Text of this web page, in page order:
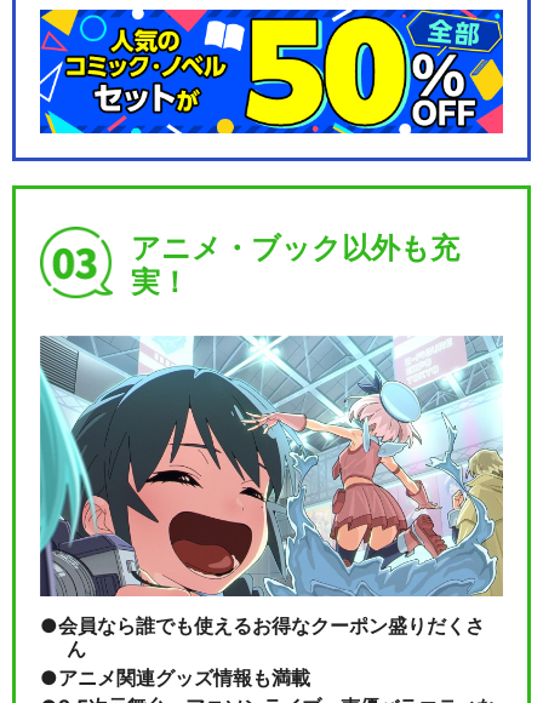
アニメ・ブック以外も充
実！
会員なら誰でも使えるお得なクーポン盛りだくさ
ん
アニメ関連グッズ情報も満載